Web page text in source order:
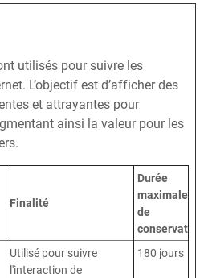
utilisés pour suivre les
L’objectif est d’afficher des
et attrayantes pour
ainsi la valeur pour les
Finalité
Durée
maximale
de
conservation
Utilisé pour suivre
l'interaction de
180 jours